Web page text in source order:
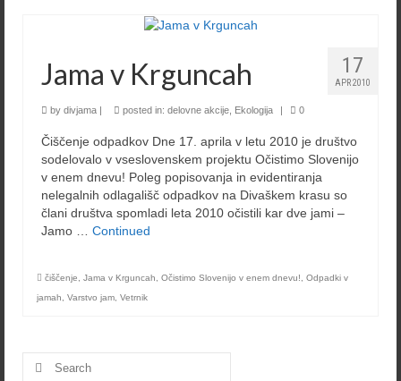
17
APR 2010
Jama v Krguncah
by divjama posted in: delovne akcije, Ekologija 0
Čiščenje odpadkov Dne 17. aprila v letu 2010 je društvo
sodelovalo v vseslovenskem projektu Očistimo Slovenijo
v enem dnevu! Poleg popisovanja in evidentiranja
nelegalnih odlagališč odpadkov na Divaškem krasu so
člani društva spomladi leta 2010 očistili kar dve jami –
Jamo … Continued
čiščenje, Jama v Krguncah, Očistimo Slovenijo v enem dnevu!, Odpadki v
jamah, Varstvo jam, Vetrnik
Search